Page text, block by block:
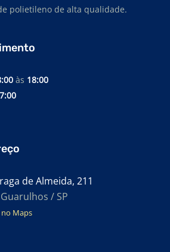
polietileno de alta qualidade.
às 18:00
de Almeida, 211
/ SP
no Maps